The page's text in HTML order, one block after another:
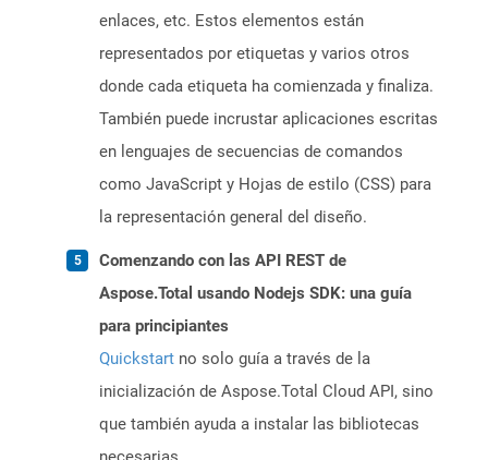
enlaces, etc. Estos elementos están
representados por etiquetas y varios otros
donde cada etiqueta ha comienzada y finaliza.
También puede incrustar aplicaciones escritas
en lenguajes de secuencias de comandos
como JavaScript y Hojas de estilo (CSS) para
la representación general del diseño.
Comenzando con las API REST de
Aspose.Total usando Nodejs SDK: una guía
para principiantes
Quickstart no solo guía a través de la
inicialización de Aspose.Total Cloud API, sino
que también ayuda a instalar las bibliotecas